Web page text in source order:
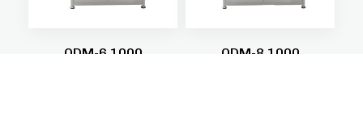
ODM-6 1000 ODM-8 1000